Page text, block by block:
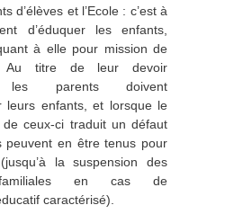
d’élèves et l’Ecole : c’est à
d’éduquer les enfants,
à elle pour mission de
Au titre de leur devoir
les parents doivent
leurs enfants, et lorsque le
de ceux-ci traduit un défaut
peuvent en être tenus pour
la suspension des
familiales en cas de
caractérisé).